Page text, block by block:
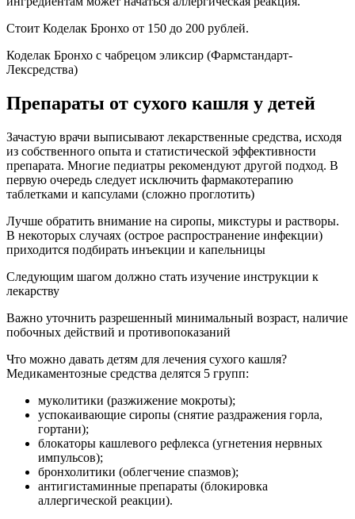
Стоит Коделак Бронхо от 150 до 200 рублей.
Коделак Бронхо с чабрецом эликсир (Фармстандарт-
Лексредства)
Препараты от сухого кашля у детей
Зачастую врачи выписывают лекарственные средства, исходя
из собственного опыта и статистической эффективности
препарата. Многие педиатры рекомендуют другой подход. В
первую очередь следует исключить фармакотерапию
таблетками и капсулами (сложно проглотить)
Лучше обратить внимание на сиропы, микстуры и растворы.
В некоторых случаях (острое распространение инфекции)
приходится подбирать инъекции и капельницы
Следующим шагом должно стать изучение инструкции к
лекарству
Важно уточнить разрешенный минимальный возраст, наличие
побочных действий и противопоказаний
Что можно давать детям для лечения сухого кашля?
Медикаментозные средства делятся 5 групп:
муколитики (разжижение мокроты);
успокаивающие сиропы (снятие раздражения горла,
гортани);
блокаторы кашлевого рефлекса (угнетения нервных
импульсов);
бронхолитики (облегчение спазмов);
антигистаминные препараты (блокировка
аллергической реакции).